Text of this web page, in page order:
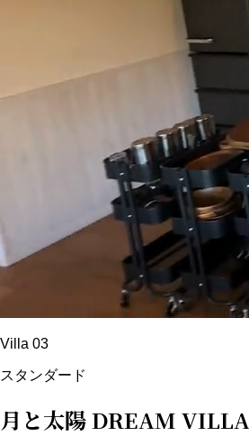
Villa 03
スタンダード
月と太陽 DREAM VILLA